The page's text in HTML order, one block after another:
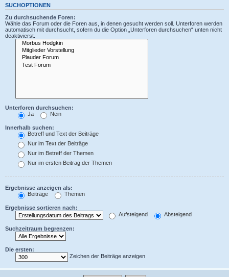
SUCHOPTIONEN
Zu durchsuchende Foren:
Wähle das Forum oder die Foren aus, in denen gesucht werden soll. Unterforen werden
automatisch mit durchsucht, sofern du die Option „Unterforen durchsuchen“ unten nicht
deaktivierst.
Unterforen durchsuchen:
Ja
Nein
Innerhalb suchen:
Betreff und Text der Beiträge
Nur im Text der Beiträge
Nur im Betreff der Themen
Nur im ersten Beitrag der Themen
Ergebnisse anzeigen als:
Beiträge
Themen
Ergebnisse sortieren nach:
Aufsteigend
Absteigend
Suchzeitraum begrenzen:
Die ersten:
Zeichen der Beiträge anzeigen